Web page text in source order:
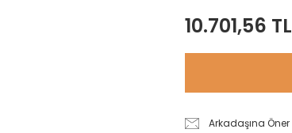
10.701,56 TL
Arkadaşına Öner